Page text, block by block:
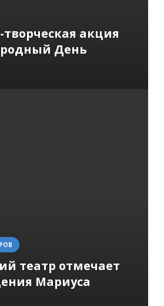
творческая акция
День
театр отмечает
Мариуса